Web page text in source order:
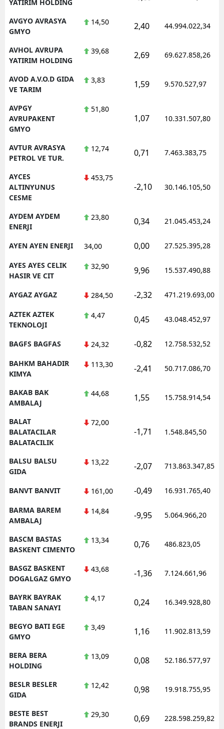
YATIRIM HOLDING
AVGYO AVRASYA
GMYO
14,50 2,40 44.994.022,34
AVHOL AVRUPA
YATIRIM HOLDING
39,68 2,69 69.627.858,26
AVOD A.V.O.D GIDA
VE TARIM
3,83 1,59 9.570.527,97
AVPGY
AVRUPAKENT
GMYO
51,80
1,07 10.331.507,80
AVTUR AVRASYA
PETROL VE TUR.
12,74 0,71 7.463.383,75
AYCES
ALTINYUNUS
CESME
453,75
-2,10 30.146.105,50
AYDEM AYDEM
ENERJI
23,80 0,34 21.045.453,24
AYEN AYEN ENERJI 34,00 0,00 27.525.395,28
AYES AYES CELIK
HASIR VE CIT
32,90 9,96 15.537.490,88
AYGAZ AYGAZ 284,50 -2,32 471.219.693,00
AZTEK AZTEK
TEKNOLOJI
4,47 0,45 43.048.452,97
BAGFS BAGFAS 24,32 -0,82 12.758.532,52
BAHKM BAHADIR
KIMYA
113,30 -2,41 50.717.086,70
BAKAB BAK
AMBALAJ
44,68 1,55 15.758.914,54
BALAT
BALATACILAR
BALATACILIK
72,00
-1,71 1.548.845,50
BALSU BALSU
GIDA
13,22 -2,07 713.863.347,85
BANVT BANVIT 161,00 -0,49 16.931.765,40
BARMA BAREM
AMBALAJ
14,84 -9,95 5.064.966,20
BASCM BASTAS
BASKENT CIMENTO
13,34 0,76 486.823,05
BASGZ BASKENT
DOGALGAZ GMYO
43,68 -1,36 7.124.661,96
BAYRK BAYRAK
TABAN SANAYI
4,17 0,24 16.349.928,80
BEGYO BATI EGE
GMYO
3,49 1,16 11.902.813,59
BERA BERA
HOLDING
13,09 0,08 52.186.577,97
BESLR BESLER
GIDA
12,42 0,98 19.918.755,95
BESTE BEST
BRANDS ENERJI
29,30 0,69 228.598.259,82